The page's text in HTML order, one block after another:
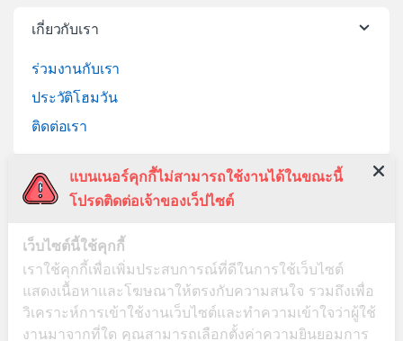
เกี่ยวกับเรา
ร่วมงานกับเรา
ประวัติโฮมวัน
ติดต่อเรา
ช่วยเหลือ
บริการจัดส่งสินค้า
เปลี่ยนคืนสินค้า
แบนเนอร์คุกกี้ไม่สามารถใช้งานได้ในขณะนี้
โปรดติดต่อเจ้าของเว็ปไซต์
เว็บไซต์นี้ใช้คุกกี้
เราใช้คุกกี้เพื่อเพิ่มประสบการณ์ที่ดีในการใช้เว็บไซต์
แสดงเนื้อหาและโฆษณาให้ตรงกับความสนใจ รวมถึงเพื่อ
วิเคราะห์การเข้าใช้งานเว็บไซต์และทำความเข้าใจว่าผู้ใช้
งานมาจากที่ใด คุณสามารถเลือกตั้งค่าความยินยอมการ